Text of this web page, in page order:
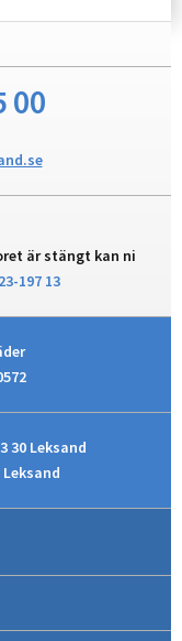
00
är stängt kan ni
197 13
30 Leksand
Leksand